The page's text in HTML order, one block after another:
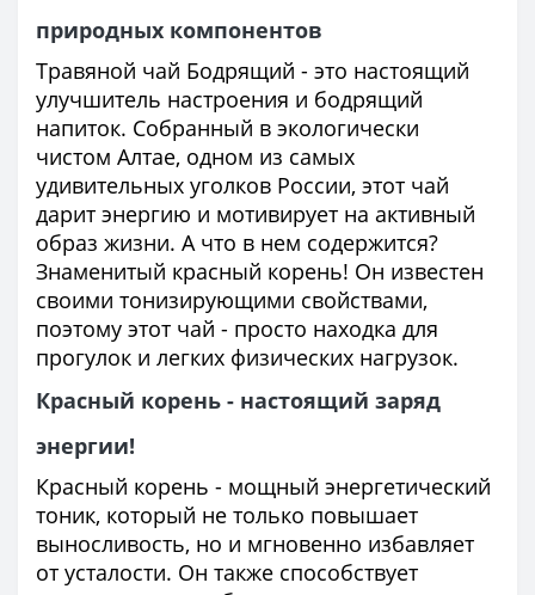
природных компонентов
Травяной чай Бодрящий - это настоящий
улучшитель настроения и бодрящий
напиток. Собранный в экологически
чистом Алтае, одном из самых
удивительных уголков России, этот чай
дарит энергию и мотивирует на активный
образ жизни. А что в нем содержится?
Знаменитый красный корень! Он известен
своими тонизирующими свойствами,
поэтому этот чай - просто находка для
прогулок и легких физических нагрузок.
Красный корень - настоящий заряд
энергии!
Красный корень - мощный энергетический
тоник, который не только повышает
выносливость, но и мгновенно избавляет
от усталости. Он также способствует